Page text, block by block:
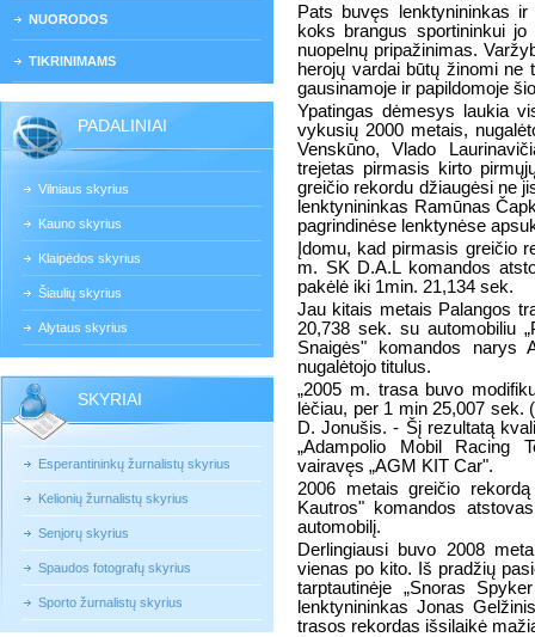
NUORODOS
TIKRINIMAMS
PADALINIAI
Vilniaus skyrius
Kauno skyrius
Klaipėdos skyrius
Šiaulių skyrius
Alytaus skyrius
SKYRIAI
Esperantininkų žurnalistų skyrius
Kelionių žurnalistų skyrius
Senjorų skyrius
Spaudos fotografų skyrius
Sporto žurnalistų skyrius
Pats buvęs lenktynininkas
koks brangus sportininkui
nuopelnų pripažinimas.
herojų vardai būtų žinomi ne
gausinamoje ir papildomoje
Ypatingas dėmesys laukia
vykusių 2000 metais,
Venskūno, Vlado
trejetas pirmasis kirto
greičio rekordu džiaugėsi ne
lenktynininkas Ramūnas
pagrindinėse lenktynėse
Įdomu, kad pirmasis greičio
m. SK D.A.L komandos
pakėlė iki 1min. 21,134 sek.
Jau kitais metais Palangos
20,738 sek. su automobiliu
Snaigės" komandos narys
nugalėtojo titulus.
„2005 m. trasa buvo
lėčiau, per 1 min 25,007
D. Jonušis. - Šį rezultatą
„Adampolio Mobil Racing
vairavęs „AGM KIT Car".
2006 metais greičio
Kautros" komandos
automobilį.
Derlingiausi buvo 2008
vienas po kito. Iš pradžių
tarptautinėje „Snoras
lenktynininkas Jonas
trasos rekordas išsilaikė